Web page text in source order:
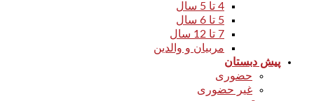
4 تا 5 سال
5 تا 6 سال
7 تا 12 سال
مربیان و والدین
پیش دبستان
حضوری
غیر حضوری